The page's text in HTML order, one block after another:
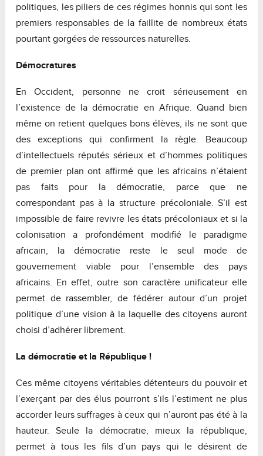
politiques, les piliers de ces régimes honnis qui sont les
premiers responsables de la faillite de nombreux états
pourtant gorgées de ressources naturelles.
Démocratures
En Occident, personne ne croit sérieusement en
l’existence de la démocratie en Afrique. Quand bien
même on retient quelques bons élèves, ils ne sont que
des exceptions qui confirment la règle. Beaucoup
d’intellectuels réputés sérieux et d’hommes politiques
de premier plan ont affirmé que les africains n’étaient
pas faits pour la démocratie, parce que ne
correspondant pas à la structure précoloniale. S’il est
impossible de faire revivre les états précoloniaux et si la
colonisation a profondément modifié le paradigme
africain, la démocratie reste le seul mode de
gouvernement viable pour l’ensemble des pays
africains. En effet, outre son caractère unificateur elle
permet de rassembler, de fédérer autour d’un projet
politique d’une vision à la laquelle des citoyens auront
choisi d’adhérer librement.
La démocratie et la République !
Ces même citoyens véritables détenteurs du pouvoir et
l’exerçant par des élus pourront s’ils l’estiment ne plus
accorder leurs suffrages à ceux qui n’auront pas été à la
hauteur. Seule la démocratie, mieux la république,
permet à tous les fils d’un pays qui le désirent de